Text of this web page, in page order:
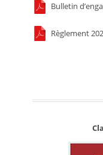
Bulletin
Règlement